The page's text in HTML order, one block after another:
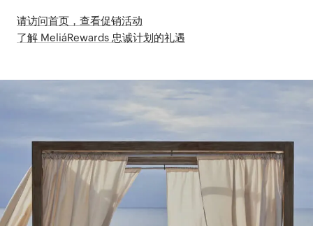
请访问首页，查看促销活动
了解 MeliáRewards 忠诚计划的礼遇